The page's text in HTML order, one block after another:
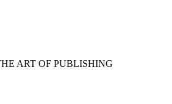
ART OF PUBLISHING